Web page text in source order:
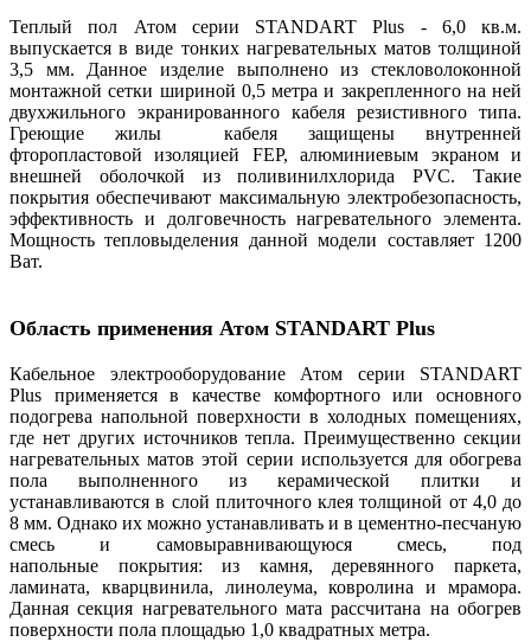
Теплый пол Атом серии STANDART Plus - 6,0 кв.м.
выпускается в виде тонких нагревательных матов толщиной
3,5 мм. Данное изделие выполнено из стекловолоконной
монтажной сетки шириной 0,5 метра и закрепленного на ней
двухжильного экранированного кабеля резистивного типа.
Греющие жилы кабеля защищены внутренней
фторопластовой изоляцией FEP, алюминиевым экраном и
внешней оболочкой из поливинилхлорида PVC. Такие
покрытия обеспечивают максимальную электробезопасность,
эффективность и долговечность нагревательного элемента.
Мощность тепловыделения данной модели составляет 1200
Ват.
Область применения Атом STANDART Plus
Кабельное электрооборудование Атом серии STANDART
Plus применяется в качестве комфортного или основного
подогрева напольной поверхности в холодных помещениях,
где нет других источников тепла. Преимущественно секции
нагревательных матов этой серии используется для обогрева
пола выполненного из керамической плитки и
устанавливаются в слой плиточного клея толщиной от 4,0 до
8 мм. Однако их можно устанавливать и в цементно-песчаную
смесь и самовыравнивающуюся смесь, под
напольные покрытия: из камня, деревянного паркета,
ламината, кварцвинила, линолеума, ковролина и мрамора.
Данная секция нагревательного мата рассчитана на обогрев
поверхности пола площадью 1,0 квадратных метра.